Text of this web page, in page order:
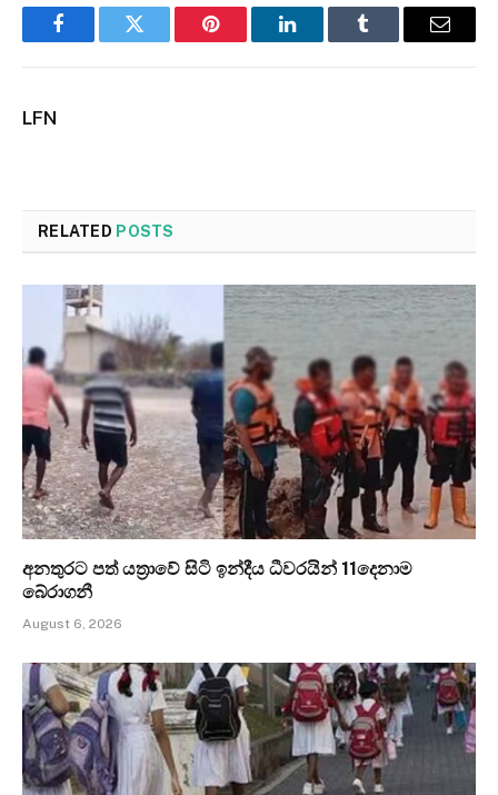
FacebookTwitter Pinterest LinkedInTumblr Email
LFN
RELATED POSTS
අනතුරට පත් යත්‍රාවේ සිටි ඉන්දීය ධීවරයින් 11දෙනාම
බේරාගනී
August 6, 2026